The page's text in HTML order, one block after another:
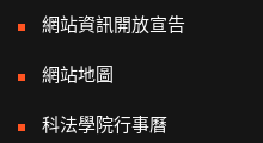
網站資訊開放宣告
網站地圖
科法學院行事曆